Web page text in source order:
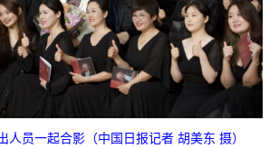
人员一起合影（中国日报记者 胡美东 摄）